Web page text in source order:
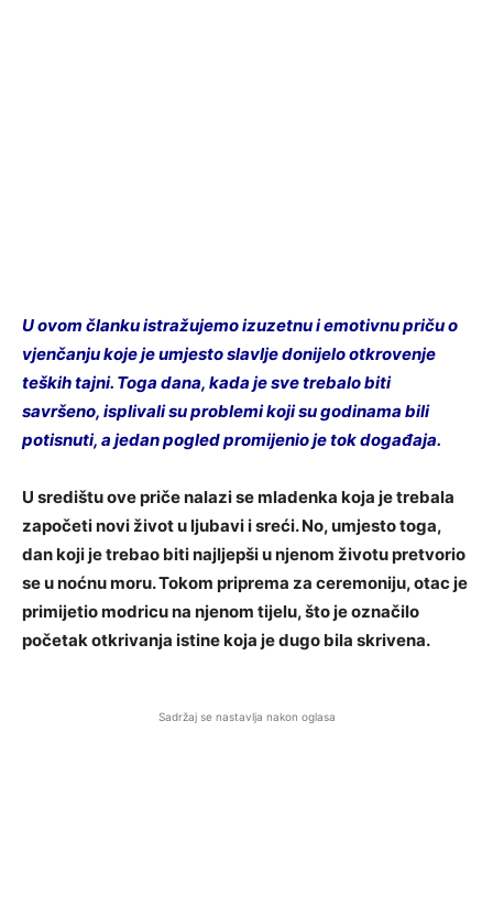
U ovom članku istražujemo izuzetnu i emotivnu priču o
vjenčanju koje je umjesto slavlje donijelo otkrovenje
teških tajni. Toga dana, kada je sve trebalo biti
savršeno, isplivali su problemi koji su godinama bili
potisnuti, a jedan pogled promijenio je tok događaja.
U središtu ove priče nalazi se mladenka koja je trebala
započeti novi život u ljubavi i sreći. No, umjesto toga,
dan koji je trebao biti najljepši u njenom životu pretvorio
se u noćnu moru. Tokom priprema za ceremoniju, otac je
primijetio modricu na njenom tijelu, što je označilo
početak otkrivanja istine koja je dugo bila skrivena.
Sadržaj se nastavlja nakon oglasa